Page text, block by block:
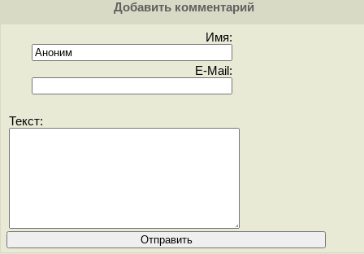
Добавить комментарий
Имя:
E-Mail:
Текст: